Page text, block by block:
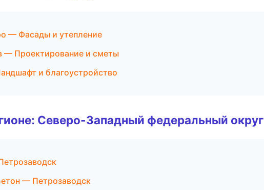
— Фасады и утепление
— Проектирование и сметы
и благоустройство
Северо-Западный федеральный округ
— Петрозаводск